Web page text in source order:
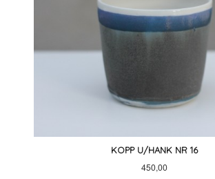
KOPP U/HANK NR 16
Pris
450,00